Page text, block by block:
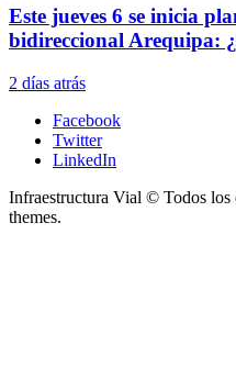
Este jueves 6 se inicia
bidireccional Arequipa:
2 días atrás
Facebook
Twitter
LinkedIn
Infraestructura Vial © Todos los
themes.